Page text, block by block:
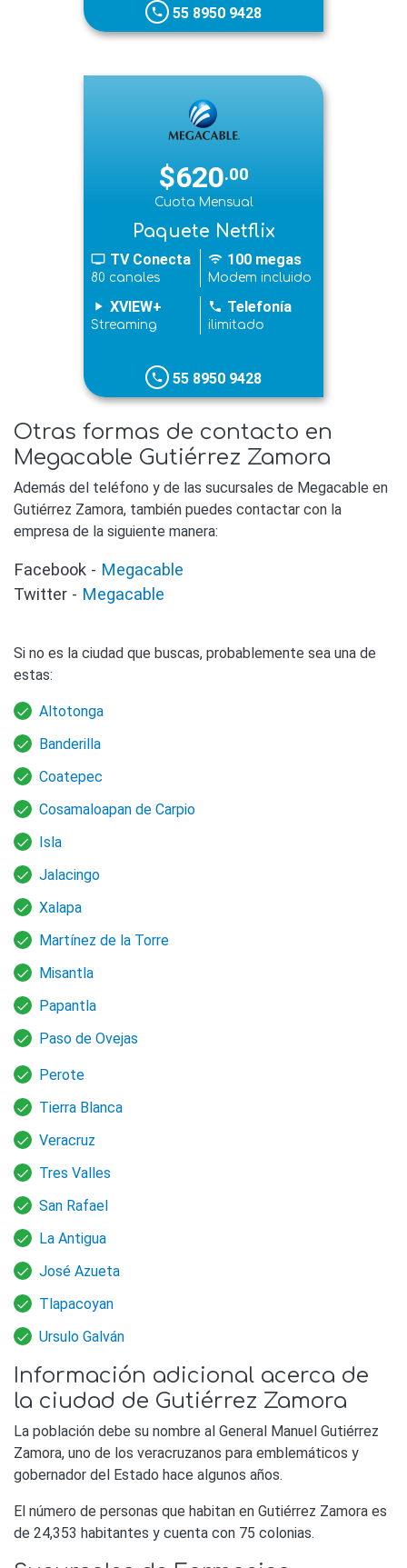
phone 55 8950 9428
$620.00
Cuota Mensual
Paquete Netflix
tv TV Conecta
80 canales
wifi 100 megas
Modem incluido
play_arrow XVIEW+
Streaming
phone Telefonía
ilimitado
phone 55 8950 9428
Otras formas de contacto en
Megacable Gutiérrez Zamora
Además del teléfono y de las sucursales de Megacable en
Gutiérrez Zamora, también puedes contactar con la
empresa de la siguiente manera:
Facebook - Megacable
Twitter - Megacable
Si no es la ciudad que buscas, probablemente sea una de
estas:
Altotonga
Banderilla
Coatepec
Cosamaloapan de Carpio
Isla
Jalacingo
Xalapa
Martínez de la Torre
Misantla
Papantla
Paso de Ovejas
Perote
Tierra Blanca
Veracruz
Tres Valles
San Rafael
La Antigua
José Azueta
Tlapacoyan
Ursulo Galván
Información adicional acerca de
la ciudad de Gutiérrez Zamora
La población debe su nombre al General Manuel Gutiérrez
Zamora, uno de los veracruzanos para emblemáticos y
gobernador del Estado hace algunos años.
El número de personas que habitan en Gutiérrez Zamora es
de 24,353 habitantes y cuenta con 75 colonias.